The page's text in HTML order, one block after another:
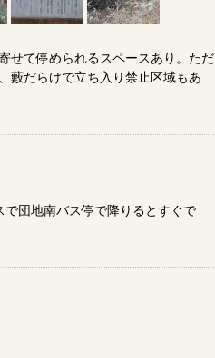
せて停められるスペースあり。ただ
藪だらけで立ち入り禁止区域もあ
団地南バス停で降りるとすぐで